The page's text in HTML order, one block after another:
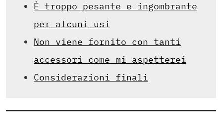
È troppo pesante e ingombrante
per alcuni usi
Non viene fornito con tanti
accessori come mi aspetterei
Considerazioni finali